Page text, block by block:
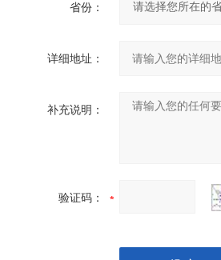
省份：
详细地址：
补充说明：
验证码：